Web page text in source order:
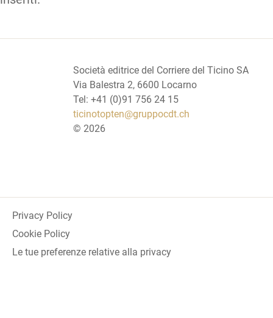
Società editrice del Corriere del Ticino SA
Via Balestra 2, 6600 Locarno
Tel: +41 (0)91 756 24 15
ticinotopten@gruppocdt.ch
© 2026
Privacy Policy
Cookie Policy
Le tue preferenze relative alla privacy